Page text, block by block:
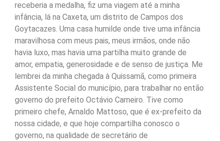
receberia a medalha, fiz uma viagem até a minha
infância, lá na Caxeta, um distrito de Campos dos
Goytacazes. Uma casa humilde onde tive uma infância
maravilhosa com meus pais, meus irmãos, onde não
havia luxo, mas havia uma partilha muito grande de
amor, empatia, generosidade e de senso de justiça. Me
lembrei da minha chegada à Quissamã, como primeira
Assistente Social do município, para trabalhar no então
governo do prefeito Octávio Carneiro. Tive como
primeiro chefe, Arnaldo Mattoso, que é ex-prefeito da
nossa cidade, e que hoje compartilha conosco o
governo, na qualidade de secretário de